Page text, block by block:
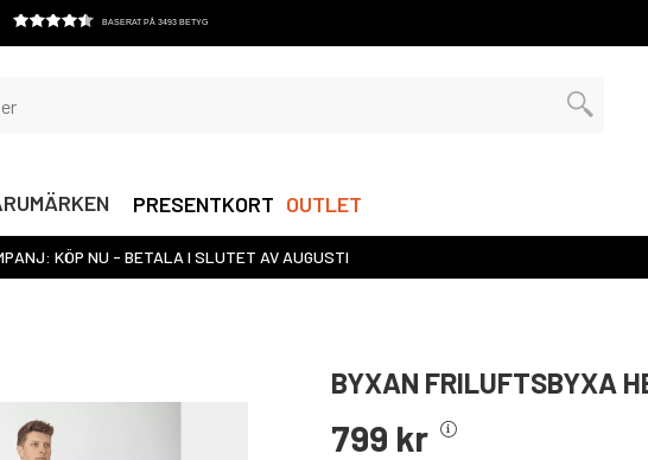
BASERAT PÅ 3493 BETYG
PRESENTKORT OUTLET
KÖP NU - BETALA I SLUTET AV AUGUSTI
BYXAN FRILUFTSBYXA
799 kr